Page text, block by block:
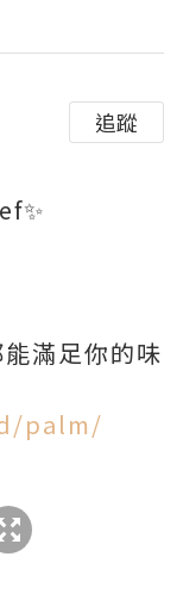
追蹤
滿足你的味
palm/